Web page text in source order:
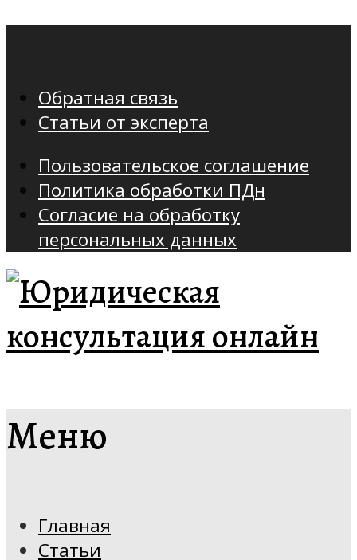
Обратная связь
Статьи от эксперта
Пользовательское соглашение
Политика обработки ПДн
Согласие на обработку
персональных данных
Меню
Главная
Статьи